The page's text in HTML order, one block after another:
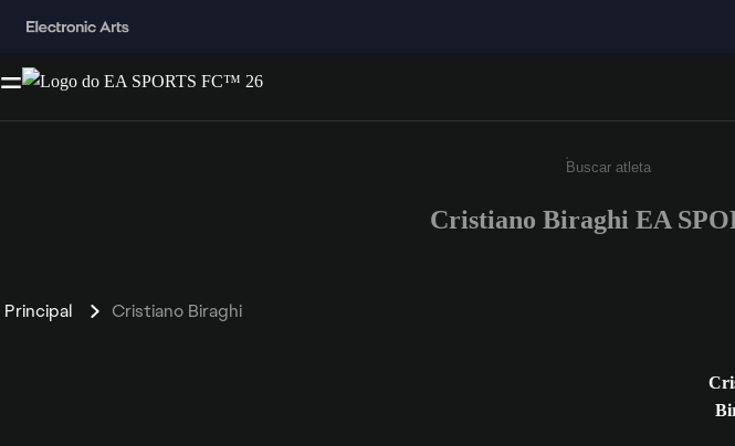
Insira pelo menos 3
Cristiano Biraghi EA
Principal Cristiano Biraghi